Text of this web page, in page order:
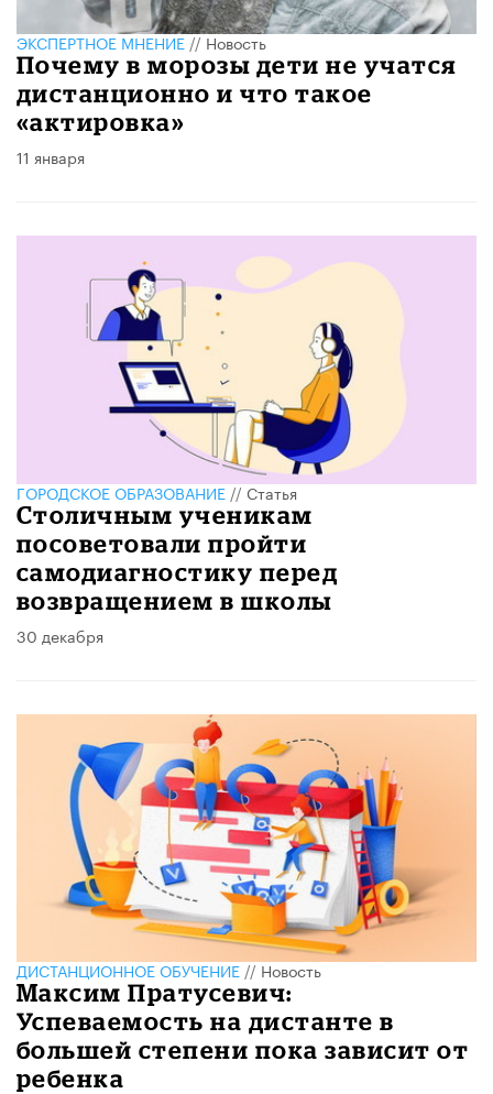
ЭКСПЕРТНОЕ МНЕНИЕ//Новость
Почему в морозы дети не учатся
дистанционно и что такое
«актировка»
11 января
ГОРОДСКОЕ ОБРАЗОВАНИЕ//Статья
Столичным ученикам
посоветовали пройти
самодиагностику перед
возвращением в школы
30 декабря
ДИСТАНЦИОННОЕ ОБУЧЕНИЕ//Новость
Максим Пратусевич:
Успеваемость на дистанте в
большей степени пока зависит от
ребенка